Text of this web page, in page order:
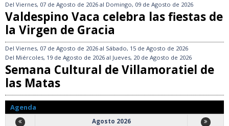
Del Viernes, 07 de Agosto de 2026 al Domingo, 09 de Agosto de 2026
Valdespino Vaca celebra las fiestas de
la Virgen de Gracia
Del Viernes, 07 de Agosto de 2026 al Sábado, 15 de Agosto de 2026
Del Miércoles, 19 de Agosto de 2026 al Jueves, 20 de Agosto de 2026
Semana Cultural de Villamoratiel de
las Matas
Agenda
Agosto 2026